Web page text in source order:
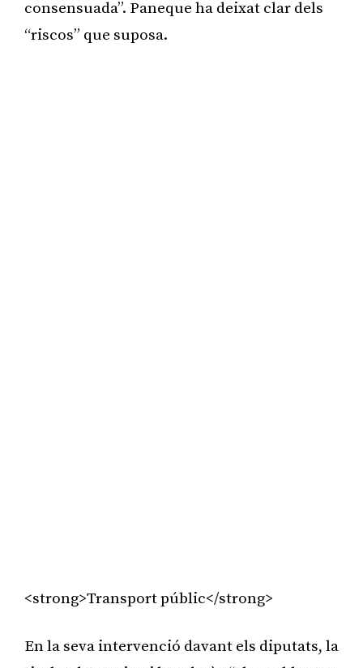
consensuada”. Paneque ha deixat clar dels
“riscos” que suposa.
<strong>Transport públic</strong>
En la seva intervenció davant els diputats, la